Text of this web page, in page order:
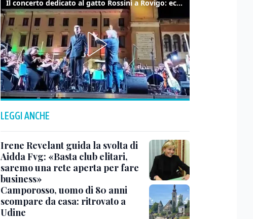
Il concerto dedicato al gatto Rossini a Rovigo: ecco un estratto
LEGGI ANCHE
Irene Revelant guida la svolta di
Aidda Fvg: «Basta club elitari,
saremo una rete aperta per fare
business»
Camporosso, uomo di 80 anni
scompare da casa: ritrovato a
Udine